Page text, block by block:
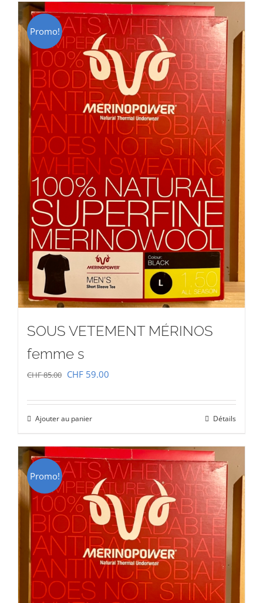
Promo!
SOUS VETEMENT MÉRINOS
femme s
CHF85.00 Le
initial
était :
CHF 85.00.
CHF 59.00
actuel
CHF 59.00.
Ajouter au panier Détails
Promo!